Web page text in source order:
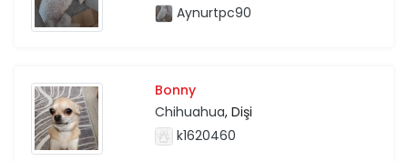
Aynurtpc90
Bonny
Chihuahua, Dişi
k1620460